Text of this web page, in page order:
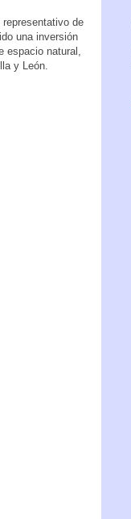
de
una inversión
natural,
y León.